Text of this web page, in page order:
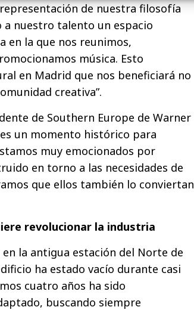
de nuestra filosofía
nuestro talento un espacio
en la que nos reunimos,
música. Esto
en Madrid que nos beneficiará no
creativa”.
de Southern Europe de Warner
un momento histórico para
muy emocionados por
en torno a las necesidades de
que ellos también lo conviertan
revolucionar la industria
la antigua estación del Norte de
ha estado vacío durante casi
cuatro años ha sido
buscando siempre